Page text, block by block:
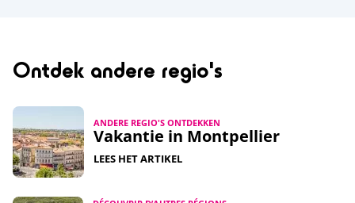
Ontdek andere regio's
ANDERE REGIO'S ONTDEKKEN
Vakantie in Montpellier
LEES HET ARTIKEL